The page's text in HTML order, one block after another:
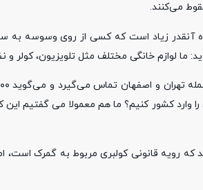
می‌کنند.
آنقدر زیاد است که کسی از روی وسوسه به
ما لوازم خانگی مختلف مثل تلویزیون، کولر و
را وارد کشور کنیم؟ ما هم معمولا می گفتیم